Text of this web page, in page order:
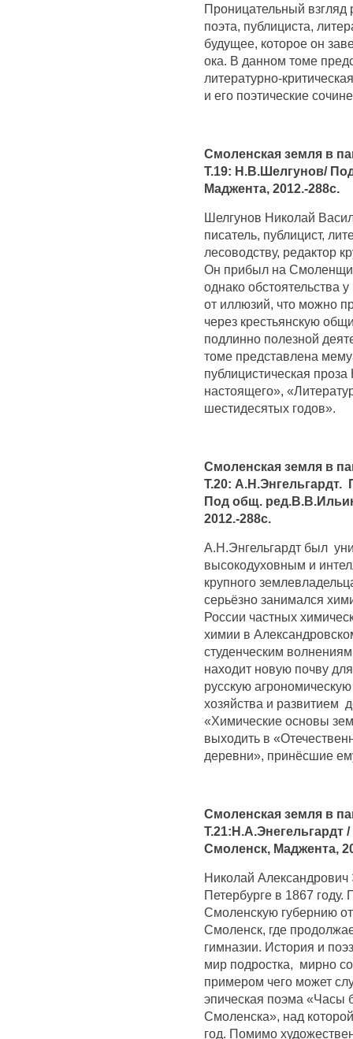
Проницательный взгляд
поэта, публициста,
будущее, которое он
ока. В данном томе
литературно-
и его поэтические
Смоленская земля в
Т.19: Н.В.Шелгунов/
Маджента, 2012.-288с.
Шелгунов Николай
писатель, публицист,
лесоводству, редактор
Он прибыл на
однако обстоятельства
от иллюзий, что можно
через крестьянскую
подлинно полезной
томе представлена
публицистическая
настоящего»,
шестидесятых годов».
Смоленская земля в
Т.20: А.Н.Энгельгардт.
Под общ.
2012.-288с.
А.Н.Энгельгардт был
высокодуховным и
крупного
серьёзно занимался
России частных
химии в
студенческим
находит новую почву
русскую
хозяйства и развитием
«Химические основы
выходить в
деревни», принёсшие
Смоленская земля в
Смоленск, Маджента,
Николай Александрович
Петербурге в 1867 году.
Смоленскую губернию
Смоленск, где
гимназии. История и
мир подростка, мирно
примером чего может
эпическая поэма «Часы
Смоленска», над
год. Помимо